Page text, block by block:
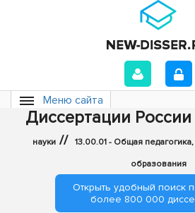
Меню сайта
Диссертации России
науки // 13.00.01 - Общая
образования
Открыть удобный поиск
более 800 000